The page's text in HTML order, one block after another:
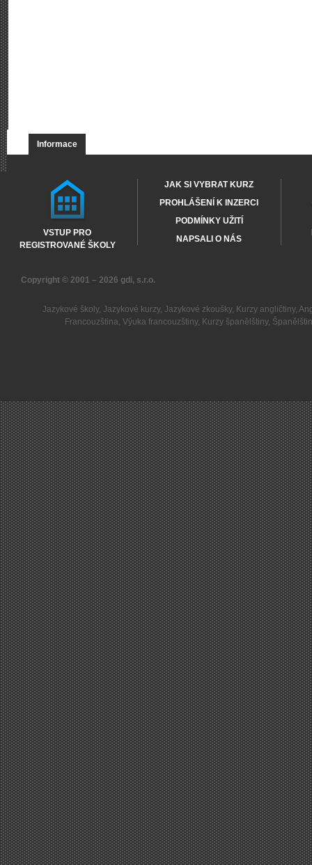
Informace
VSTUP PRO
REGISTROVANÉ ŠKOLY
JAK SI VYBRAT KURZ
PROHLÁŠENÍ K INZERCI
PODMÍNKY UŽITÍ
NAPSALI O NÁS
Copyright © 2001 – 2026 gdi, s.r.o.
Jazykové školy, Jazykové kurzy, Jazykové zkoušky, Kurzy angličtiny,
Francouzština,Výuka francouzštiny, Kurzy španělštiny,